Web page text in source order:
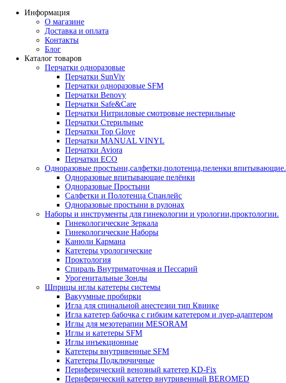
Информация
О магазине
Доставка и оплата
Контакты
Блог
Каталог товаров
Перчатки одноразовые
Перчатки SunViv
Перчатки одноразовые SFM
Перчатки Benovy
Перчатки Safe&Care
Перчатки Нитриловые смотровые нестерильные
Перчатки Стерильные
Перчатки Top Glove
Перчатки MANUAL VINYL
Перчатки Aviora
Перчатки ECO
Одноразовые простыни,салфетки,полотенца,пеленки впитывающие.
Одноразовые впитывающие пелёнки
Одноразовые Простыни
Салфетки и Полотенца Спанлейс
Одноразовые простыни в рулонах
Наборы и инструменты для гинекологии и урологии,проктологии.
Гинекологические Зеркала
Гинекологические Наборы
Канюли Кармана
Катетеры урологические
Проктология
Спираль Внутриматочная и Пессарий
Урогенитальные Зонды
Шприцы иглы катетеры системы
Вакуумные пробирки
Игла для спинальной анестезии тип Квинке
Игла катетер бабочка с гибким катетером и луер-адаптером
Иглы для мезотерапии MESORAM
Иглы и катетеры SFM
Иглы инъекционные
Катетеры внутривенные SFM
Катетеры Подключичные
Периферический венозный катетер KD-Fix
Периферический катетер внутривенный BEROMED